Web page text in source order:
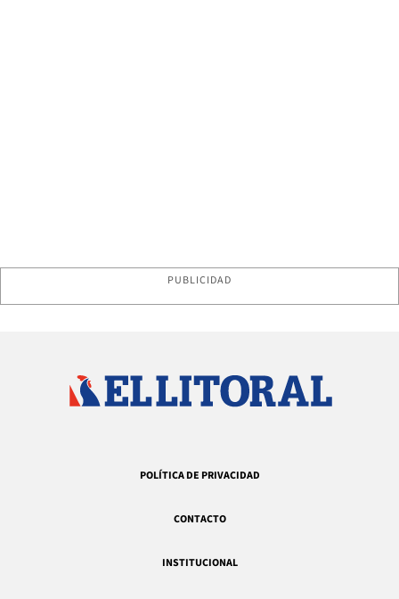
PUBLICIDAD
POLÍTICA DE PRIVACIDAD
CONTACTO
INSTITUCIONAL